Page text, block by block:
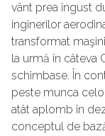
vânt prea îngust
inginerilor
transformat
la urmă în câteva
schimbase. În
peste munca
atât aplomb în
conceptul de